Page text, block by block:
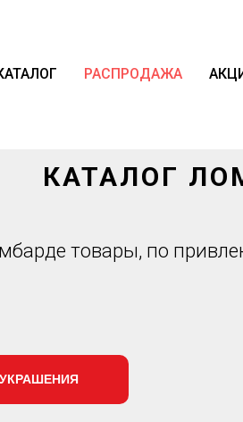
РАСПРОДАЖА
КАТАЛОГ
товары, по